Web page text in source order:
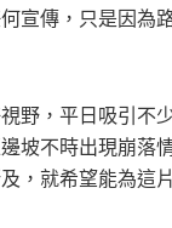
宣傳，只是因為
野，平日吸引不
坡不時出現崩落
，就希望能為這